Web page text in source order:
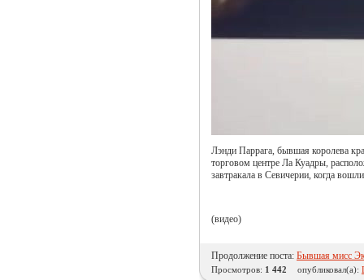
Лэнди Паррага, бывшая королева
торговом центре Ла Куадры,
завтракала в Севичерии, когда
(видео)
Продолжение поста: Бывшая мисс
Просмотров: 1 442 опубликовал(а):